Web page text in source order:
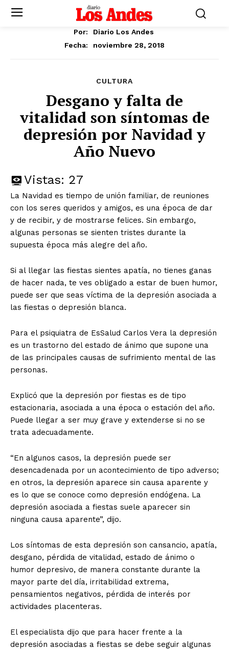
Por:
Diario Los Andes
Fecha:
noviembre 28, 2018
CULTURA
Desgano y falta de
vitalidad son síntomas de
depresión por Navidad y
Año Nuevo
Vistas: 27
La Navidad es tiempo de unión familiar, de reuniones
con los seres queridos y amigos, es una época de dar
y de recibir, y de mostrarse felices. Sin embargo,
algunas personas se sienten tristes durante la
supuesta época más alegre del año.
Si al llegar las fiestas sientes apatía, no tienes ganas
de hacer nada, te ves obligado a estar de buen humor,
puede ser que seas víctima de la depresión asociada a
las fiestas o depresión blanca.
Para el psiquiatra de EsSalud Carlos Vera la depresión
es un trastorno del estado de ánimo que supone una
de las principales causas de sufrimiento mental de las
personas.
Explicó que la depresión por fiestas es de tipo
estacionaria, asociada a una época o estación del año.
Puede llegar a ser muy grave y extenderse si no se
trata adecuadamente.
“En algunos casos, la depresión puede ser
desencadenada por un acontecimiento de tipo adverso;
en otros, la depresión aparece sin causa aparente y
es lo que se conoce como depresión endógena. La
depresión asociada a fiestas suele aparecer sin
ninguna causa aparente”, dijo.
Los síntomas de esta depresión son cansancio, apatía,
desgano, pérdida de vitalidad, estado de ánimo o
humor depresivo, de manera constante durante la
mayor parte del día, irritabilidad extrema,
pensamientos negativos, pérdida de interés por
actividades placenteras.
El especialista dijo que para hacer frente a la
depresión asociadas a fiestas se debe seguir algunas